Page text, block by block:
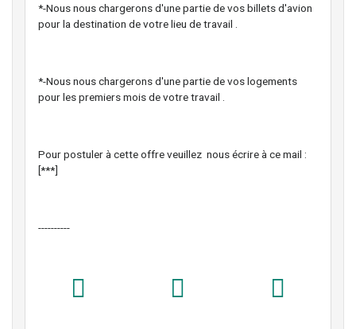
*-Nous nous chargerons d'une partie de vos billets d'avion
pour la destination de votre lieu de travail .
*-Nous nous chargerons d'une partie de vos logements
pour les premiers mois de votre travail .
Pour postuler à cette offre veuillez nous écrire à ce mail :
[***]
----------